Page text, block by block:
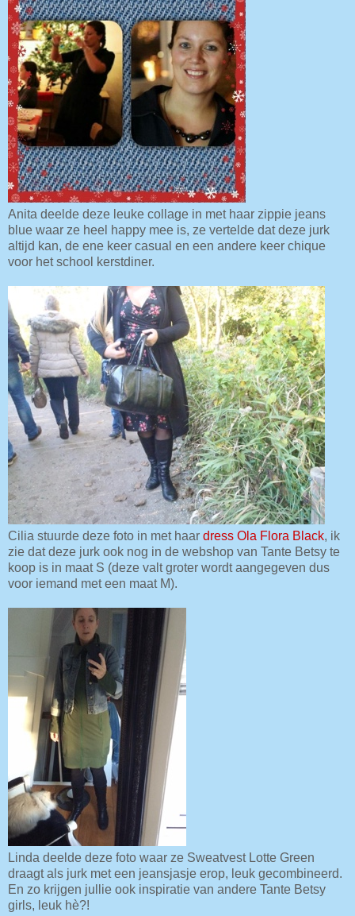
Anita deelde deze leuke collage in met haar zippie jeans
blue waar ze heel happy mee is, ze vertelde dat deze jurk
altijd kan, de ene keer casual en een andere keer chique
voor het school kerstdiner.
Cilia stuurde deze foto in met haar dress Ola Flora Black, ik
zie dat deze jurk ook nog in de webshop van Tante Betsy te
koop is in maat S (deze valt groter wordt aangegeven dus
voor iemand met een maat M).
Linda deelde deze foto waar ze Sweatvest Lotte Green
draagt als jurk met een jeansjasje erop, leuk gecombineerd.
En zo krijgen jullie ook inspiratie van andere Tante Betsy
girls, leuk hè?!